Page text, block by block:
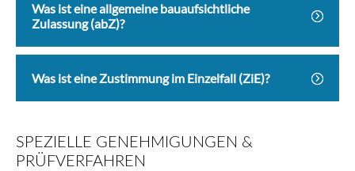
Was ist eine allgemeine bauaufsichtliche
Zulassung (abZ)?
Was ist eine Zustimmung im Einzelfall (ZiE)?
SPEZIELLE GENEHMIGUNGEN &
PRÜFVERFAHREN